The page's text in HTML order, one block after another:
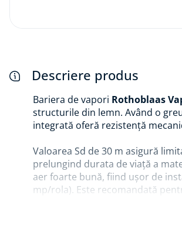
Descriere produs
Bariera de vapori Rothoblaas
structurile din lemn. Având o
integrată oferă rezistență
Valoarea Sd de 30 m asigură
prelungind durata de viață a
aer foarte bună, fiind ușor de
mp/rola). Este recomandată